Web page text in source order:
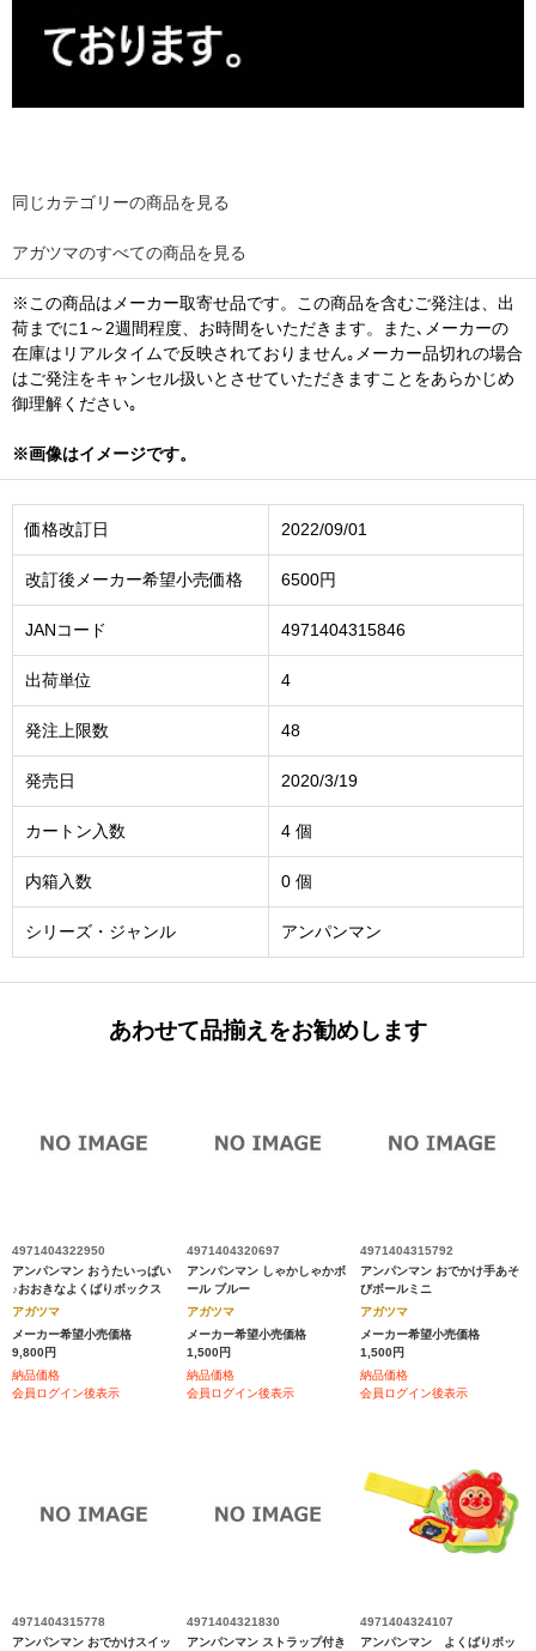
同じカテゴリーの商品を見る
アガツマのすべての商品を見る
※この商品はメーカー取寄せ品です。この商品を含むご発注は、出
荷までに1～2週間程度、お時間をいただきます。また､メーカーの
在庫はリアルタイムで反映されておりません｡メーカー品切れの場合
はご発注をキャンセル扱いとさせていただきますことをあらかじめ
御理解ください｡
※画像はイメージです。
価格改訂日 2022/09/01
改訂後メーカー希望小売価格 6500円
JANコード 4971404315846
出荷単位 4
発注上限数 48
発売日 2020/3/19
カートン入数 4 個
内箱入数 0 個
シリーズ・ジャンル アンパンマン
あわせて品揃えをお勧めします
4971404322950
アンパンマン おうたいっぱい
♪おおきなよくばりボックス
アガツマ
メーカー希望小売価格
9,800円
納品価格
会員ログイン後表示
4971404320697
アンパンマン しゃかしゃかボ
ール ブルー
アガツマ
メーカー希望小売価格
1,500円
納品価格
会員ログイン後表示
4971404315792
アンパンマン おでかけ手あそ
びボールミニ
アガツマ
メーカー希望小売価格
1,500円
納品価格
会員ログイン後表示
4971404315778
アンパンマン おでかけスイッ
4971404321830
アンパンマン ストラップ付き
4971404324107
アンパンマン よくばりボッ